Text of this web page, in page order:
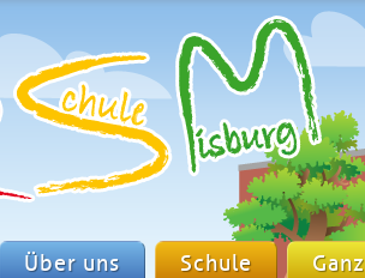
Über uns Schule